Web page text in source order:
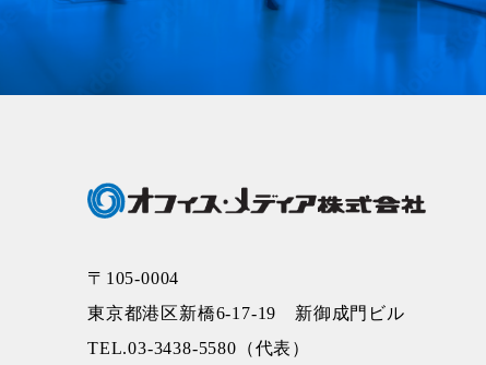
〒105-0004
東京都港区新橋6-17-19 新御成門ビル
TEL.03-3438-5580（代表）